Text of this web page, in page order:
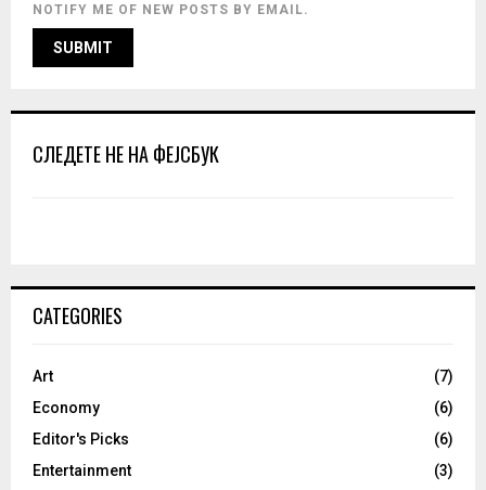
NOTIFY ME OF NEW POSTS BY EMAIL.
СЛЕДЕТЕ НЕ НА ФЕЈСБУК
CATEGORIES
Art
(7)
Economy
(6)
Editor's Picks
(6)
Entertainment
(3)